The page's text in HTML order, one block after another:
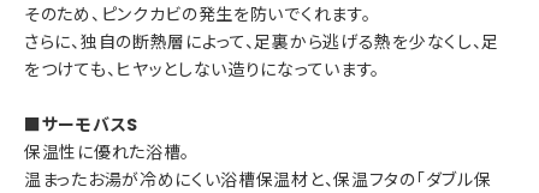
そのため、ピンクカビの発生を防いでくれます。
さらに、独自の断熱層によって、足裏から逃げる熱を少なくし、足
をつけても、ヒヤッとしない造りになっています。
■サーモバスS
保温性に優れた浴槽。
温まったお湯が冷めにくい浴槽保温材と、保温フタの「ダブル保